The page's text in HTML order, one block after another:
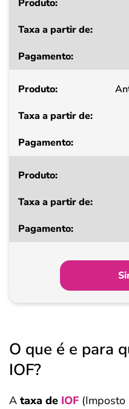
a
de
Pagamento
O que é e para
IOF?
A taxa de IOF (Imposto